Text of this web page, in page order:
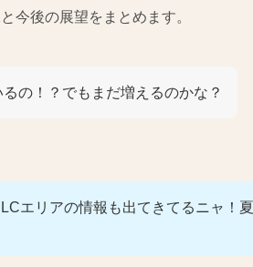
今後の展望をまとめます。
の！？でもまだ増えるのかな？
エリアの情報も出てきてるニャ！